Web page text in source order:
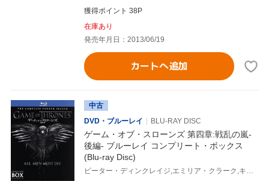
獲得ポイント 38P
在庫あり
発売年月日：2013/06/19
カートへ追加
中古
DVD・ブルーレイ
BLU-RAY DISC
ゲーム・オブ・スローンズ 第四章:戦乱の嵐-
後編- ブルーレイ コンプリート・ボックス
(Blu-ray Disc)
ピーター・ディンクレイジ,エミリア・クラーク,キット・ハリントン,ジョージ・R.R.マーティン(原作)